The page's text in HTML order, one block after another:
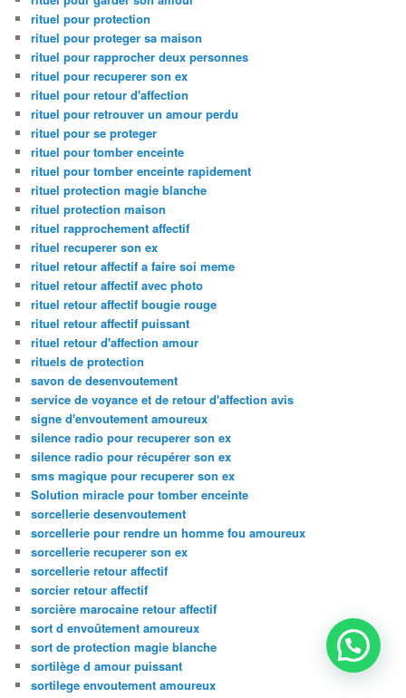
rituel pour protection
rituel pour proteger sa maison
rituel pour rapprocher deux personnes
rituel pour recuperer son ex
rituel pour retour d'affection
rituel pour retrouver un amour perdu
rituel pour se proteger
rituel pour tomber enceinte
rituel pour tomber enceinte rapidement
rituel protection magie blanche
rituel protection maison
rituel rapprochement affectif
rituel recuperer son ex
rituel retour affectif a faire soi meme
rituel retour affectif avec photo
rituel retour affectif bougie rouge
rituel retour affectif puissant
rituel retour d'affection amour
rituels de protection
savon de desenvoutement
service de voyance et de retour d'affection avis
signe d'envoutement amoureux
silence radio pour recuperer son ex
silence radio pour récupérer son ex
sms magique pour recuperer son ex
Solution miracle pour tomber enceinte
sorcellerie desenvoutement
sorcellerie pour rendre un homme fou amoureux
sorcellerie recuperer son ex
sorcellerie retour affectif
sorcier retour affectif
sorcière marocaine retour affectif
sort d envoûtement amoureux
sort de protection magie blanche
sortilège d amour puissant
sortilege envoutement amoureux